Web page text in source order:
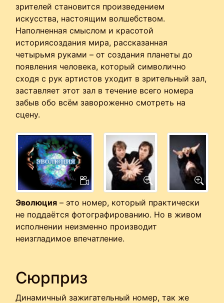
зрителей становится произведением
искусства, настоящим волшебством.
Наполненная смыслом и красотой
историясоздания мира, рассказанная
четырьмя руками – от создания планеты до
появления человека, который символично
сходя с рук артистов уходит в зрительный зал,
заставляет этот зал в течение всего номера
забыв обо всём завороженно смотреть на
сцену.
Эволюция – это номер, который практически
не поддаётся фотографированию. Но в живом
исполнении неизменно производит
неизгладимое впечатление.
Сюрприз
Динамичный зажигательный номер, так же